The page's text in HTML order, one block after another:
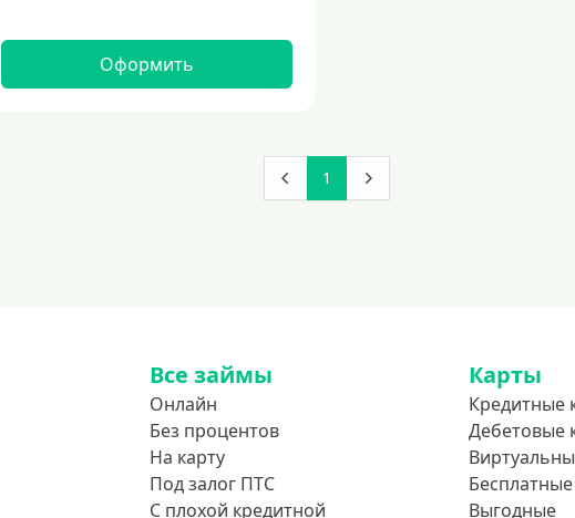
Оформить
1
Все займы
Онлайн
Без процентов
На карту
Под залог ПТС
С плохой кредитной
Карты
Кредитные
Дебетовые
Бесплатные
Выгодные